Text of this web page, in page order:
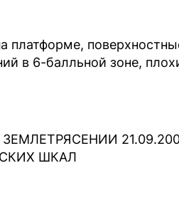
платформе,
в 6-балльной зоне,
ШКАЛ